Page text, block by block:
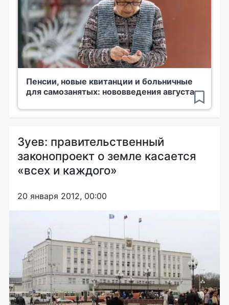
Пенсии, новые квитанции и больничные
для самозанятых: нововведения августа
Зуев: правительственный
законопроект о земле касается
«всех и каждого»
20 января 2012, 00:00